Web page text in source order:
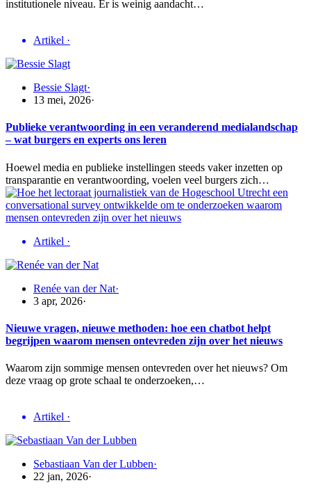
institutionele niveau. Er is weinig aandacht…
Artikel ·
Bessie Slagt·
13 mei, 2026·
Publieke verantwoording in een veranderend medialandschap
– wat burgers en experts ons leren
Hoewel media en publieke instellingen steeds vaker inzetten op
transparantie en verantwoording, voelen veel burgers zich…
Artikel ·
Renée van der Nat·
3 apr, 2026·
Nieuwe vragen, nieuwe methoden: hoe een chatbot helpt
begrijpen waarom mensen ontevreden zijn over het nieuws
Waarom zijn sommige mensen ontevreden over het nieuws? Om
deze vraag op grote schaal te onderzoeken,…
Artikel ·
Sebastiaan Van der Lubben·
22 jan, 2026·